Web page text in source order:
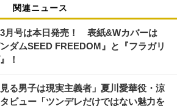
関連ニュース
月号は本日発売！ 表紙&Wカバーは
ンダムSEED FREEDOM』と『フラガリ
！
る男子は現実主義者」夏川愛華役・涼
ビュー「ツンデレだけではない魅力を